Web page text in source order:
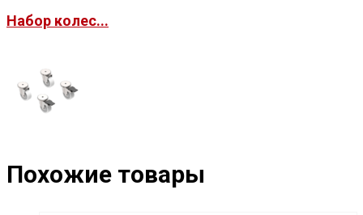
Набор колес...
Похожие товары